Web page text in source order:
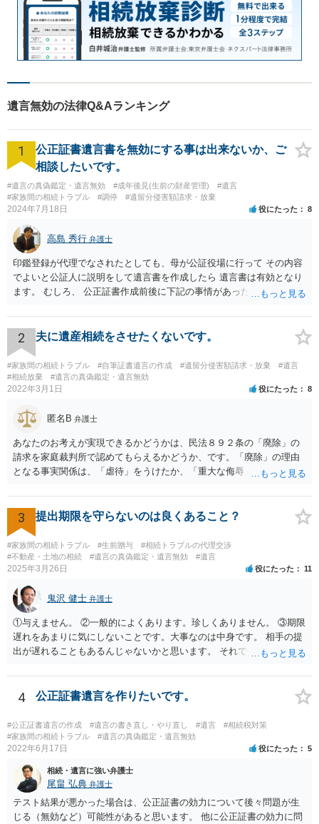
遺言無効の法律Q&Aランキング
1
公正証書遺言書を無効にする事は出来ないか、ご
相談したいです。
#遺言の真偽鑑定・遺言無効 #成年後見(生前の財産管理)
#遺言
#家族間の相続トラブル
#調停 #遺留分侵害額請求・放棄
2024年7月18日 役にたった 8
高島 秀行 弁護士
印鑑登録が代理でなされたとしても、母が公証役場に行って その内容
でよいと公証人に説明をして遺言書を作成したら 遺言書は有効となり
ます。 むしろ、 公正証書作成前後に下記の事情があったことが証明で
月に携帯が新しくなった母からの第一声は「ここにいたら殺される」
「面会に来てくれ」で、長男に聞くと「面会は出来ない。俺は携帯電
話の使い方を教える為に会っている」「母の話は聞かなくて良い」と
電話が切れました。その後の電話でも「食事に毒が入っている」「体
にチップが埋められている」等、おかしかったです。 当時の診療記
録、介護認定の資料、介護記録を取得して 弁護士に面談で相談された
2 夫に遺産相続をさせたくないです。
#家族間の相続トラブル #自筆証書遺言の作成 #遺留分侵害額請求・放棄
#遺言
#相続放棄
#遺言の真偽鑑定・遺言無効
2022年3月1日 役にたった 8
匿名B 弁護士
あなたのお考えが実現できるかどうかは、民法８９２条の「廃除」の
請求を家庭裁判所で認めてもらえるかどうか、です。「廃除」の理由
となる事実関係は、「虐待」をうけたか、「重大な侮辱」を受けた
「廃除」は遺言でも可能です（民法８９３条）。 弁護士に具体的な事
情を話して相談して、「廃除」が可能か、実際に法律相談を受けるこ
とをお勧めします。
3 提出期限を守らないのは良くあること？
#家族間の相続トラブル #生前贈与
#相続トラブルの代理交渉
#不動産・土地の相続
#遺言の真偽鑑定・遺言無効 #遺言
2025年3月26日 役にたった 11
鬼沢 健士 弁護士
①与えません。 ②一般的によくあります。珍しくありません。 ③期限
遅れをあまりに気にしないことです。大事なのは中身です。 相手の提
出が遅れることもあるんじゃないかと思います。 それでもあなた有利
4 公正証書遺言を作りたいです。
#公正証書遺言の作成 #遺言の書き直し・やり直し #遺言
#相続税対策
#家族間の相続トラブル
#遺言の真偽鑑定・遺言無効
2022年6月17日 役にたった 5
相続・遺言に強い弁護士
尾畠 弘典 弁護士
テスト結果が悪かった場合は、公正証書の効力について後々問題が生
じる（無効など）可能性があると思います。 他に公正証書の効力に問